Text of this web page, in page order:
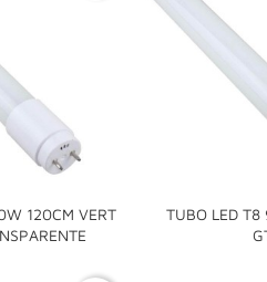
120CM VERT
TUBO LED